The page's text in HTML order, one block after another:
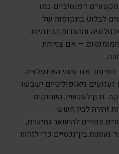
דפנסיביים כמו
לבלוט בתקופות של
והחברות הבינוניות
המומנטום — אם צמיחת
אם נתוני האינפלציה
גיאופוליטיים ישבשו
נכון לעכשיו, השווקים
זהירה לבין חשש
צפויים להישאר גמישים,
בין־נכסיים כדי לזהות